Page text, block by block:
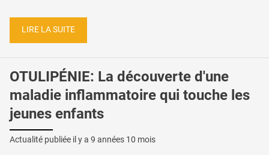
LIRE LA SUITE
OTULIPÉNIE: La découverte d'une
maladie inflammatoire qui touche les
jeunes enfants
Actualité publiée il y a 9 années 10 mois